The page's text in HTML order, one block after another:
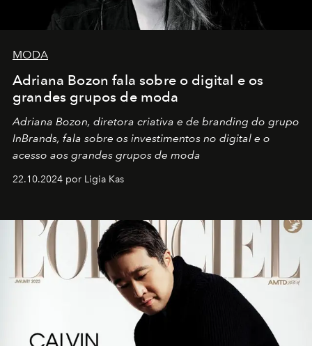
MODA
Adriana Bozon fala sobre o digital e os
grandes grupos de moda
Adriana Bozon, diretora criativa e de branding do grupo
InBrands, fala sobre os investimentos no digital e o
acesso aos grandes grupos de moda
22.10.2024 por Ligia Kas